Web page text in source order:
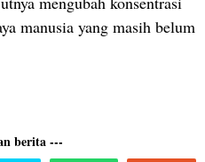
manusia yang masih belum
berita ---